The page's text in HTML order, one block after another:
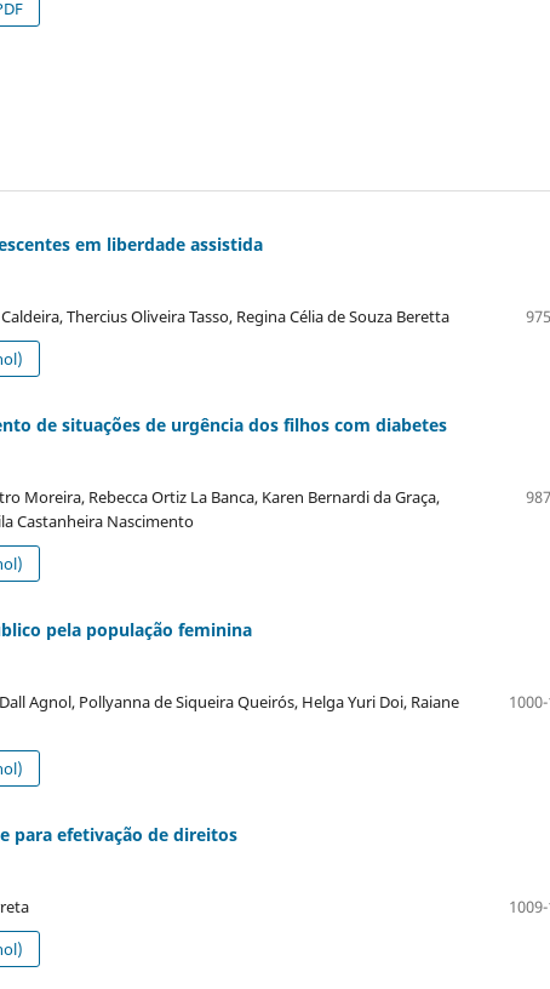
em liberdade assistida
Thercius Oliveira Tasso, Regina Célia de Souza Beretta
de situações de urgência dos filhos com diabetes
Moreira, Rebecca Ortiz La Banca, Karen Bernardi da Graça,
Castanheira Nascimento
pela população feminina
Agnol, Pollyanna de Siqueira Queirós, Helga Yuri Doi, Raiane
para efetivação de direitos